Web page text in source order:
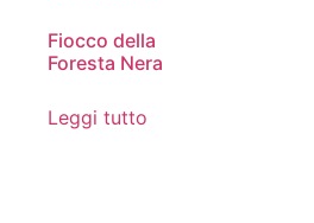
Fiocco della
Foresta Nera
Leggi tutto